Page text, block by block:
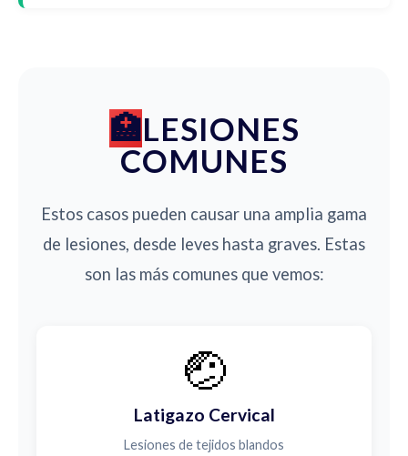
LESIONES
COMUNES
Estos casos pueden causar una amplia gama
de lesiones, desde leves hasta graves. Estas
son las más comunes que vemos:
🤕
Latigazo Cervical
Lesiones de tejidos blandos